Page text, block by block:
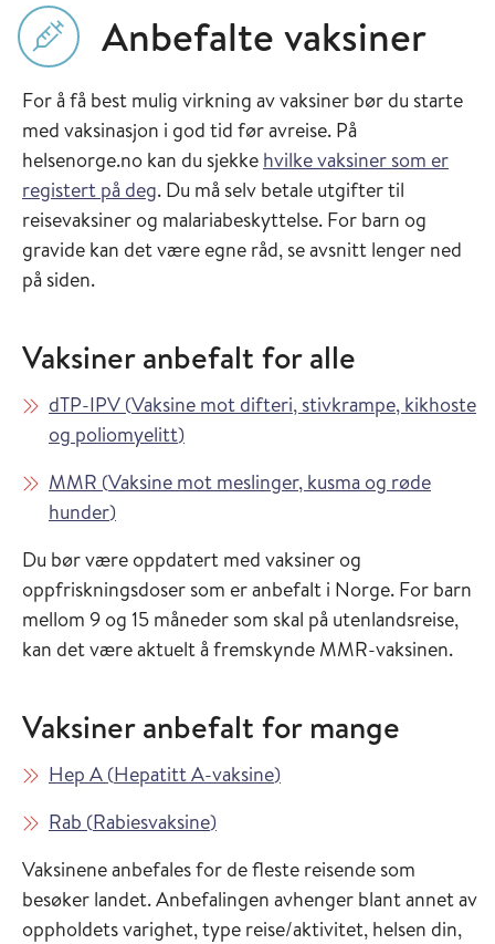
Anbefalte vaksiner
For å få best mulig virkning av vaksiner bør du starte
med vaksinasjon i god tid før avreise. På
helsenorge.no kan du sjekke hvilke vaksiner som er
registert på deg. Du må selv betale utgifter til
reisevaksiner og malariabeskyttelse. For barn og
gravide kan det være egne råd, se avsnitt lenger ned
på siden.
Vaksiner anbefalt for alle
Les mer om
dTP-IPV (Vaksine mot difteri, stivkrampe, kikhoste
og poliomyelitt)i Vaksinasjonsveilederen
Les mer om
MMR (Vaksine mot meslinger, kusma og røde
hunder)i Vaksinasjonsveilederen
Du bør være oppdatert med vaksiner og
oppfriskningsdoser som er anbefalt i Norge. For barn
mellom 9 og 15 måneder som skal på utenlandsreise,
kan det være aktuelt å fremskynde MMR-vaksinen.
Vaksiner anbefalt for mange
Les mer om
Hep A (Hepatitt A-vaksine)i Vaksinasjonsveilederen
Les mer om
Rab (Rabiesvaksine)i Vaksinasjonsveilederen
Vaksinene anbefales for de fleste reisende som
besøker landet. Anbefalingen avhenger blant annet av
oppholdets varighet, type reise/aktivitet, helsen din,